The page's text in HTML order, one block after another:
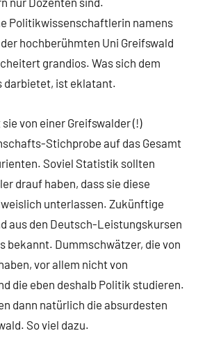
Politikwissenschaftlerin namens
hochberühmten Uni Greifswald
grandios. Was sich dem
darbietet, ist eklatant.
von einer Greifswalder (!)
Stichprobe auf das Gesamt
Soviel Statistik sollten
drauf haben, dass sie diese
unterlassen. Zukünftige
aus den Deutsch-Leistungskursen
bekannt. Dummschwätzer, die von
vor allem nicht von
die eben deshalb Politik studieren.
dann natürlich die absurdesten
So viel dazu.